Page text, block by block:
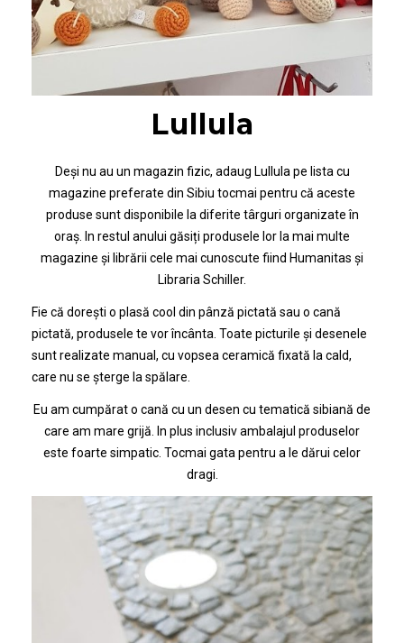
Lullula
Deși nu au un magazin fizic, adaug Lullula pe lista cu
magazine preferate din Sibiu tocmai pentru că aceste
produse sunt disponibile la diferite târguri organizate în
oraș. In restul anului găsiți produsele lor la mai multe
magazine și librării cele mai cunoscute fiind Humanitas și
Libraria Schiller.
Fie că dorești o plasă cool din pânză pictată sau o cană
pictată, produsele te vor încânta. Toate picturile și desenele
sunt realizate manual, cu vopsea ceramică fixată la cald,
care nu se șterge la spălare.
Eu am cumpărat o cană cu un desen cu tematică sibiană de
care am mare grijă. In plus inclusiv ambalajul produselor
este foarte simpatic. Tocmai gata pentru a le dărui celor
dragi.